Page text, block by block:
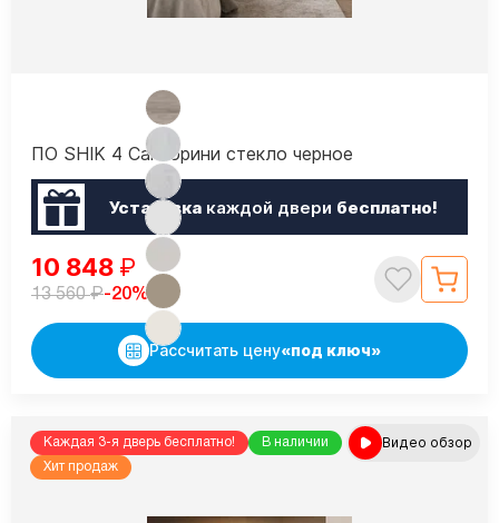
ПО SHIK 4 Санторини стекло черное
Установкакаждой двери бесплатно!
10 848 ₽
13 560₽-20%
Рассчитать цену«под ключ»
Каждая 3-я дверь бесплатно!
В наличии
Хит продаж
Видео обзор